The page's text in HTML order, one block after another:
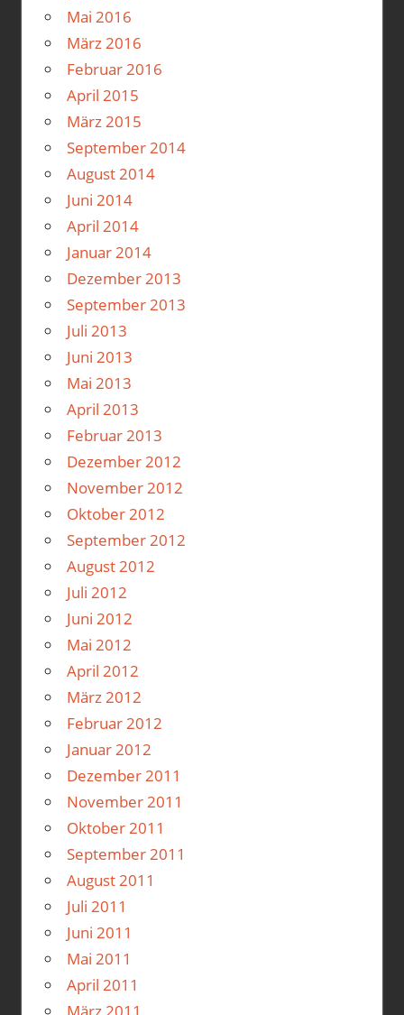
Mai 2016
März 2016
Februar 2016
April 2015
März 2015
September 2014
August 2014
Juni 2014
April 2014
Januar 2014
Dezember 2013
September 2013
Juli 2013
Juni 2013
Mai 2013
April 2013
Februar 2013
Dezember 2012
November 2012
Oktober 2012
September 2012
August 2012
Juli 2012
Juni 2012
Mai 2012
April 2012
März 2012
Februar 2012
Januar 2012
Dezember 2011
November 2011
Oktober 2011
September 2011
August 2011
Juli 2011
Juni 2011
Mai 2011
April 2011